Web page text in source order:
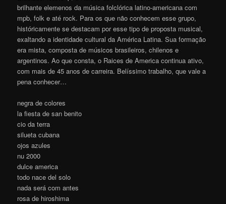
brilhante elemenos da música folclórica latino-americana com
mpb, folk e até rock. Para os que não conhecem esse grupo,
históricamente se destacam por esse tipo de proposta musical,
exaltando a identidade cultural da América Latina. Sua formação
era mista, composta de músicos brasileiros, chilenos e
argentinos. Ao que consta, o Raices de America continua ativo,
com mais de 45 anos de carreira. Belíssimo trabalho, que vale a
pena conhecer…
negra de colores
la fiesta de san benito
cio da terra
silueta cubana
ojos azules
nu 2000
dulce america
todo nace del solo
nada será com antes
rosa de hiroshima